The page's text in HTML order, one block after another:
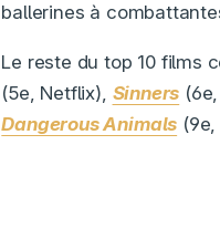
ballerines à
Le reste du top 10 films
(5e, Netflix), Sinners
Dangerous Animals